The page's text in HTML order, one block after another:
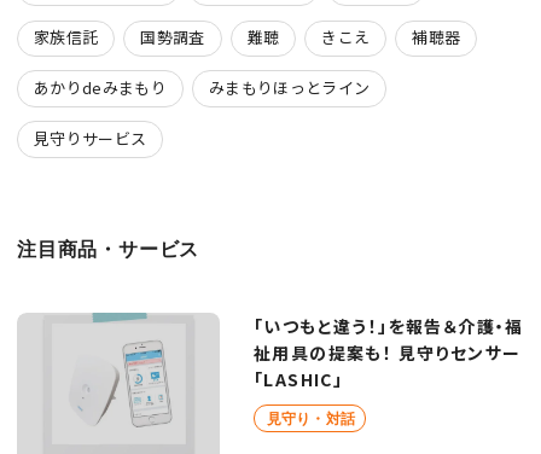
家族信託 国勢調査 難聴 きこえ 補聴器
あかりdeみまもり みまもりほっとライン
見守りサービス
注目商品・サービス
「いつもと違う！」を報告＆介護・福
祉用具の提案も！ 見守りセンサー
「LASHIC」
見守り・対話